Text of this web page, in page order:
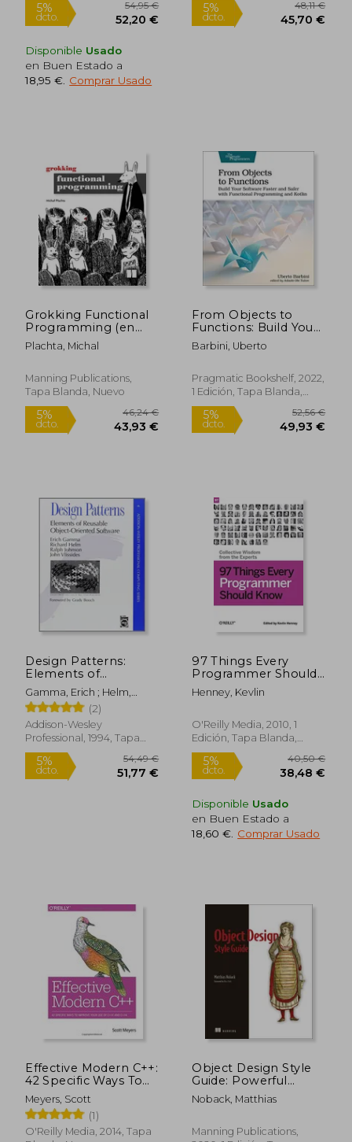
dcto. 52,20 €
Disponible Usado
en Buen Estado a
18,95 € Comprar Usado
5%
dcto.
Grokking Functional
Programming (en
Inglés)
Plachta, Michal
Manning Publications,
Tapa Blanda, Nuevo
46,24 €
43,93 €
From Objects to
Functions: Build Your
Software Faster and
Safer With Functional
Kotlin (en Inglés)
Barbini, Uberto
Pragmatic Bookshelf, 2022,
1 Edición, Tapa Blanda,
Nuevo
5%
dcto.
Design Patterns:
Elements of
Reusable Object-
Oriented Software
(en Inglés)
Gamma, Erich ; Helm,
Richard ; Johnson, Ralph
(2)
Addison-Wesley
Professional, 1994, Tapa
Dura, Nuevo
5%
dcto. 51,77 €
97 Things Every
Programmer Should
Know: Collective
Wisdom From the
Henney, Kevlin
O'Reilly Media, 2010, 1
Edición, Tapa Blanda,
Nuevo
Disponible Usado
en Buen Estado a
18,60 € Comprar Usado
Effective Modern C++:
42 Specific Ways To
Improve Your Use Of
C++11 And C++14 (en
Inglés)
Meyers, Scott
(1)
O'Reilly Media, 2014, Tapa
Object Design Style
Guide: Powerful
Techniques for
Creating Flexible,
Maintainable Object-
Noback, Matthias
Manning Publications,